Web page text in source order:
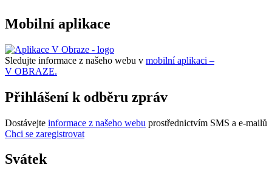
Mobilní aplikace
Sledujte informace z našeho webu v mobilní aplikaci –
V OBRAZE.
Přihlášení k odběru zpráv
Dostávejte informace z našeho webu prostřednictvím SMS a e-mailů
Chci se zaregistrovat
Svátek